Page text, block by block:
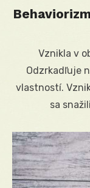
Vznikla v
Odzrkadľuje
vlastností.
sa